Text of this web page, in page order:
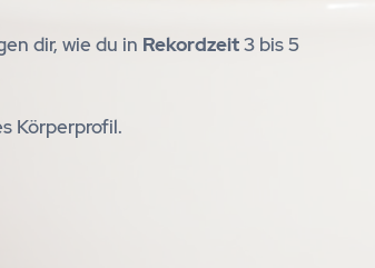
dir, wie du in Rekordzeit3 bis 5
Körperprofil.